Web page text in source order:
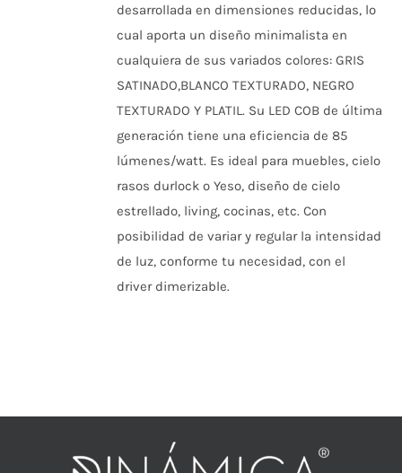
PRODUCTO
$41.075
hasta
$47.519
desarrollada en dimensiones reducidas, lo
cual aporta un diseño minimalista en
cualquiera de sus variados colores: GRIS
SATINADO,BLANCO TEXTURADO, NEGRO
TEXTURADO Y PLATIL. Su LED COB de última
generación tiene una eficiencia de 85
lúmenes/watt. Es ideal para muebles, cielo
rasos durlock o Yeso, diseño de cielo
estrellado, living, cocinas, etc. Con
posibilidad de variar y regular la intensidad
de luz, conforme tu necesidad, con el
driver dimerizable.